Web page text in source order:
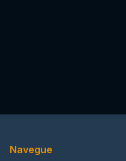
Navegue